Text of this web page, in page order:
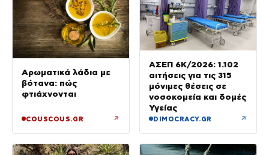
Αρωματικά λάδια με
βότανα: πώς
φτιάχνονται
COUSCOUS.GR ↗
ΑΣΕΠ 6Κ/2026: 1.102
αιτήσεις για τις 315
μόνιμες θέσεις σε
νοσοκομεία και δομές
Υγείας
DIMOCRACY.GR ↗